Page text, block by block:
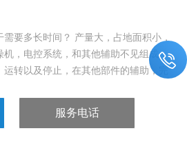
要多长时间？ 产量大，占地面积小，
机，电控系统，和其他辅助不见组成，
运转以及停止，在其他部件的辅助，完
。
服务电话